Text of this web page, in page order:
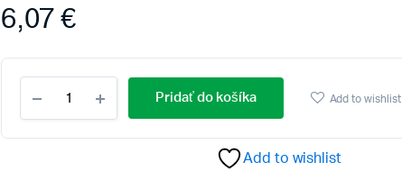
6,07€
príbory
PAW
Pridať do košíka Add to wishlist
Add to wishlist